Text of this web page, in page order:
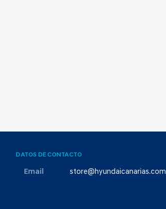
DATOS DE CONTACTO
Email store@hyundaicanarias.com